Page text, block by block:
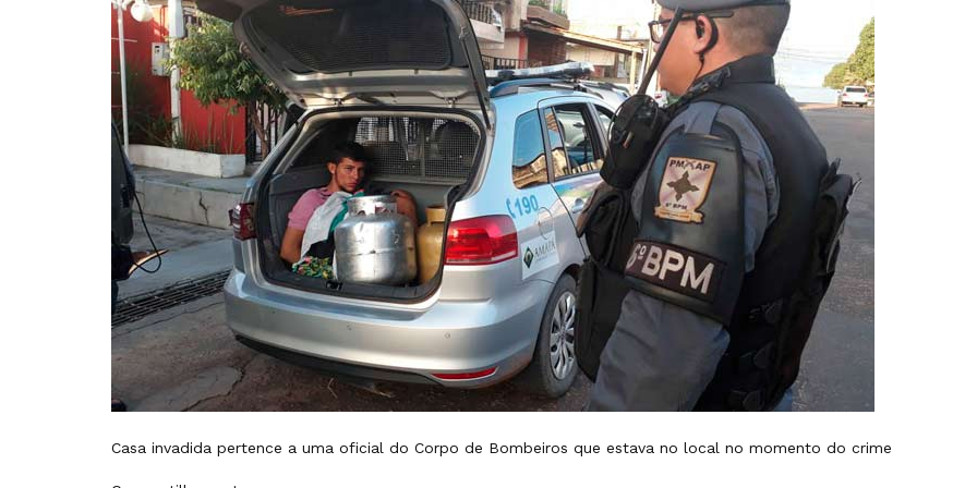
Casa invadida pertence a uma oficial do Corpo de Bombeiros que estava no local no momento do crime